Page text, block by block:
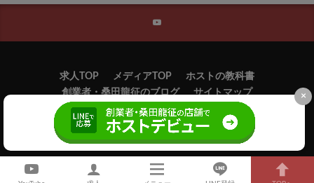
×
求人TOP メディアTOP
ホストの教科書
創業者・桑田龍征のブログ
サイトマップ
新宿歌舞伎町のホスト求人ならニュージェネレーショングループ